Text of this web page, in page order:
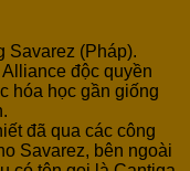
Savarez (Pháp).
độc quyền
hóa học gần giống
đã qua các công
Savarez, bên ngoài